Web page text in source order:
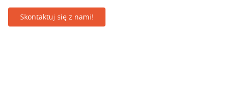
Skontaktuj się z nami!